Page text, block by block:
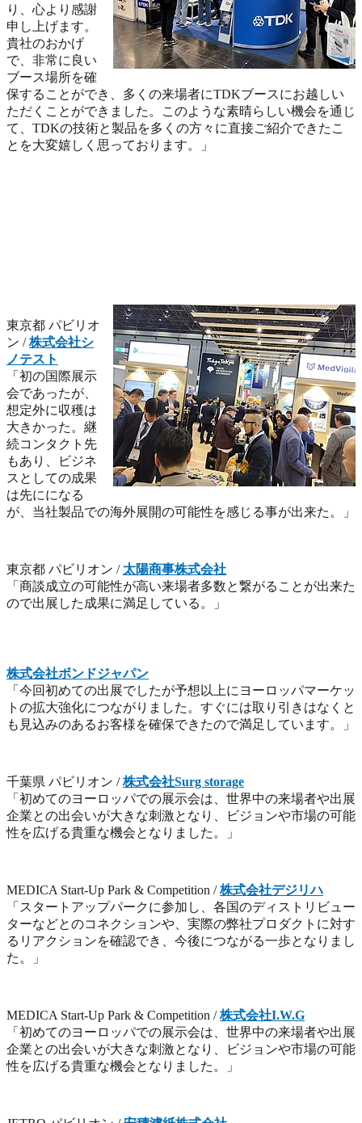
り、心より感謝
申し上げます。
貴社のおかげ
で、非常に良い
ブース場所を確
保することができ、多くの来場者にTDKブースにお越しい
ただくことができました。このような素晴らしい機会を通じ
て、TDKの技術と製品を多くの方々に直接ご紹介できたこ
とを大変嬉しく思っております。」
東京都 パビリオ
ン /株式会社シ
ノテスト
「初の国際展示
会であったが、
想定外に収穫は
大きかった。継
続コンタクト先
もあり、ビジネ
スとしての成果
は先にになる
が、当社製品での海外展開の可能性を感じる事が出来た。」
東京都 パビリオン / 太陽商事株式会社
「商談成立の可能性が高い来場者多数と繋がることが出来た
ので出展した成果に満足している。」
株式会社ボンドジャパン
「今回初めての出展でしたが予想以上にヨーロッパマーケッ
トの拡大強化につながりました。すぐには取り引きはなくと
も見込みのあるお客様を確保できたので満足しています。」
千葉県 パビリオン /株式会社Surg storage
「初めてのヨーロッパでの展示会は、世界中の来場者や出展
企業との出会いが大きな刺激となり、ビジョンや市場の可能
性を広げる貴重な機会となりました。」
MEDICA Start-Up Park & Competition /株式会社デジリハ
「スタートアップパークに参加し、各国のディストリビュー
ターなどとのコネクションや、実際の弊社プロダクトに対す
るリアクションを確認でき、今後につながる一歩となりまし
た。」
MEDICA Start-Up Park & Competition /株式会社I.W.G
「初めてのヨーロッパでの展示会は、世界中の来場者や出展
企業との出会いが大きな刺激となり、ビジョンや市場の可能
性を広げる貴重な機会となりました。」